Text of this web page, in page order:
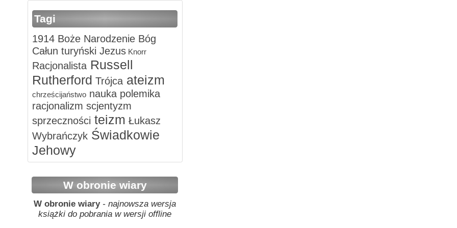
Tagi
1914 Boże Narodzenie Bóg
Całun turyński Jezus Knorr
Racjonalista Russell
Rutherford Trójca ateizm
chrześcijaństwo nauka polemika
racjonalizm scjentyzm
sprzeczności teizm Łukasz
Wybrańczyk Świadkowie
Jehowy
W obronie wiary
W obronie wiary- najnowsza wersja
książki do pobrania w wersji offline